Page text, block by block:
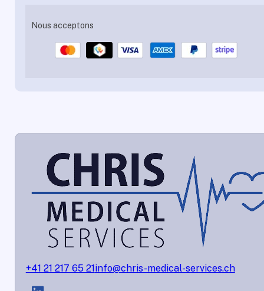
Nous acceptons
+41 21 217 65 21info@chris-medical-services.ch